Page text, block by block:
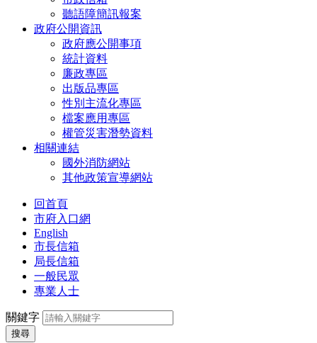
聽語障簡訊報案
政府公開資訊
政府應公開事項
統計資料
廉政專區
出版品專區
性別主流化專區
檔案應用專區
權管災害潛勢資料
相關連結
國外消防網站
其他政策宣導網站
回首頁
市府入口網
English
市長信箱
局長信箱
一般民眾
專業人士
關鍵字
搜尋